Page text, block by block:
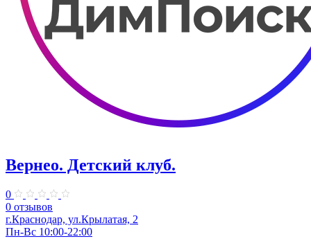
Вернео. Детский клуб.
0
0 отзывов
г.Краснодар, ул.Крылатая, 2
Пн-Вс 10:00-22:00